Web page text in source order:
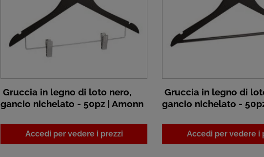
Gruccia in legno di loto nero,
gancio nichelato - 50pz | Amonn
Accedi per vedere i prezzi
Gruccia in legno di
gancio nichelato -
Accedi per vedere i